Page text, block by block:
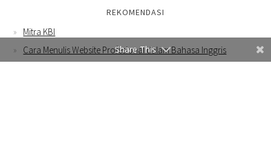
REKOMENDASI
Mitra KBI
Cara Menulis Website Profesional dalam Bahasa Inggris
Share This